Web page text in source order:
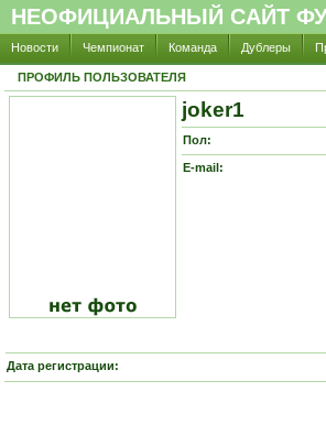
НЕОФИЦИАЛЬНЫЙ САЙТ
Новости Чемпионат Команда Дублеры
ПРОФИЛЬ ПОЛЬЗОВАТЕЛЯ
joker1
Пол:
E-mail:
Дата регистрации: